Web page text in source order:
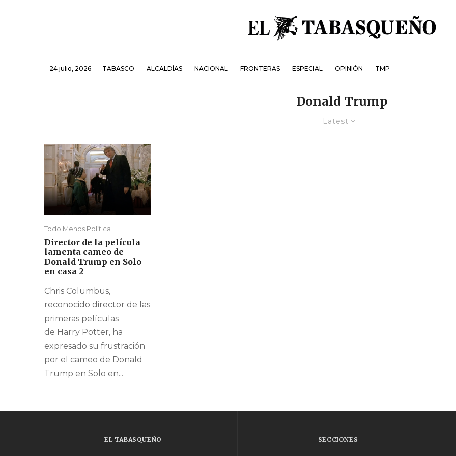
24 julio, 2026 TABASCO ALCALDÍAS NACIONAL FRONTERAS ESPECIAL OPINIÓN TMP
Donald Trump
Latest
Todo Menos Política
Director de la película
lamenta cameo de
Donald Trump en Solo
en casa 2
Chris Columbus,
reconocido director de las
primeras películas
de Harry Potter, ha
expresado su frustración
por el cameo de Donald
Trump en Solo en...
EL TABASQUEÑO SECCIONES